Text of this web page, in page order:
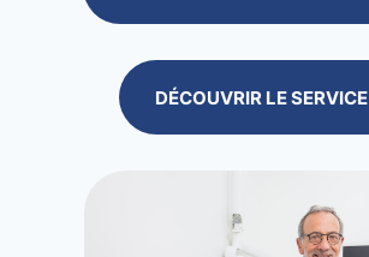
DÉCOUVRIR LE SERVICE